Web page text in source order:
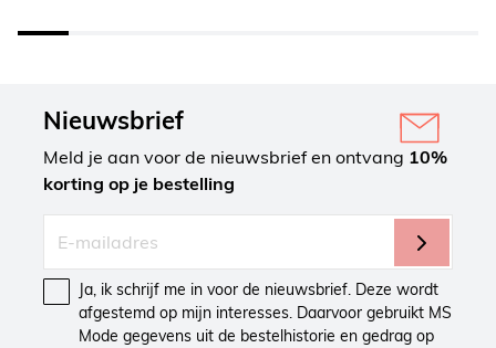
Nieuwsbrief
Meld je aan voor de nieuwsbrief en ontvang 10%
korting op je bestelling
Ja, ik schrijf me in voor de nieuwsbrief. Deze wordt
afgestemd op mijn interesses. Daarvoor gebruikt MS
Mode gegevens uit de bestelhistorie en gedrag op